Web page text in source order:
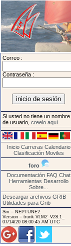
Correo :
Contraseña :
Si usted no tiene un nombre
de usuario, creelo aquí
Inicio Carreras Calendario
Clasificación Moviles
foro
Documentación FAQ Chat
Herramientas Desarrollo
Sobre...
Descargar archivos GRIB
Utilidades para Grib
Srv = NEPTUNE2.
Version = trunk VLM2_V28.1_
07/14/20 08:00:45 AM UTC